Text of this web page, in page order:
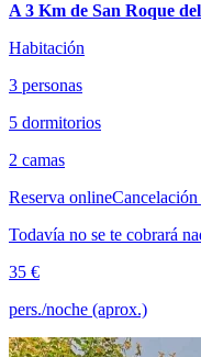
A 3 Km de San Roque
Habitación
3 personas
5 dormitorios
2 camas
Reserva onlineCancelación
Todavía no se te cobrará
35 €
pers./noche (aprox.)